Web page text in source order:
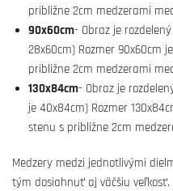
približne 2cm medzerami
90x60cm- Obraz je
28x60cm) Rozmer 90x60cm
približne 2cm medzerami
130x84cm- Obraz je
je 40x84cm) Rozmer
stenu s približne 2cm
Medzery medzi jednotlivými
tým dosiahnuť aj väčšiu veľkosť.